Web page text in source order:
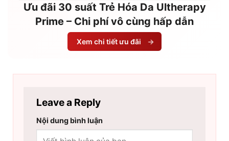
Ưu đãi 30 suất Trẻ Hóa Da Ultherapy
Prime – Chi phí vô cùng hấp dẫn
Xem chi tiết ưu đãi →
Leave a Reply
Nội dung bình luận